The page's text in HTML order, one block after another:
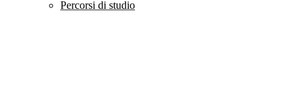
Percorsi di studio